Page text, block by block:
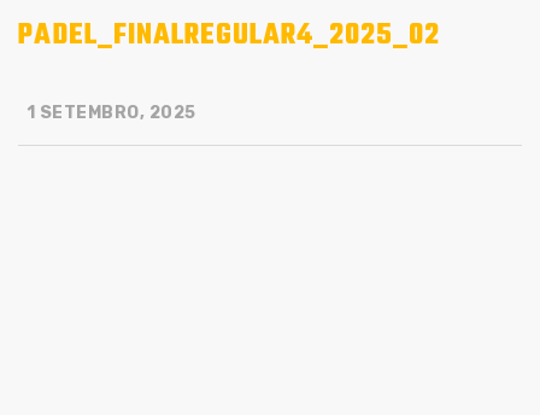
PADEL_FINALREGULAR4_2025_02
1 SETEMBRO, 2025